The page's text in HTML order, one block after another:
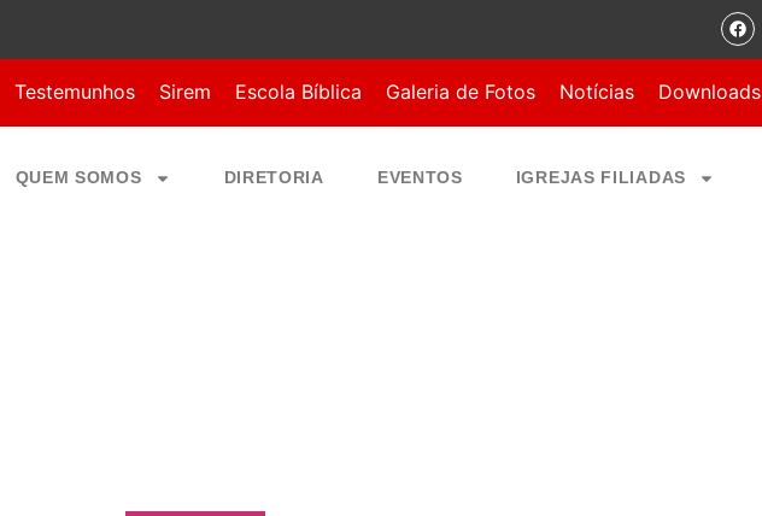
Testemunhos Sirem Escola Bíblica Galeria de Fotos Notícias Downloads
QUEM SOMOS DIRETORIA EVENTOS IGREJAS FILIADAS